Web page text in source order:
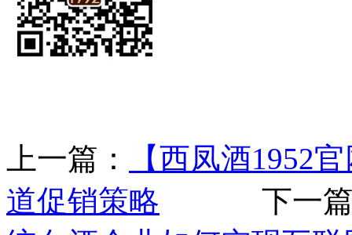
上一篇：
【西凤酒1952
道促销策略 下一篇